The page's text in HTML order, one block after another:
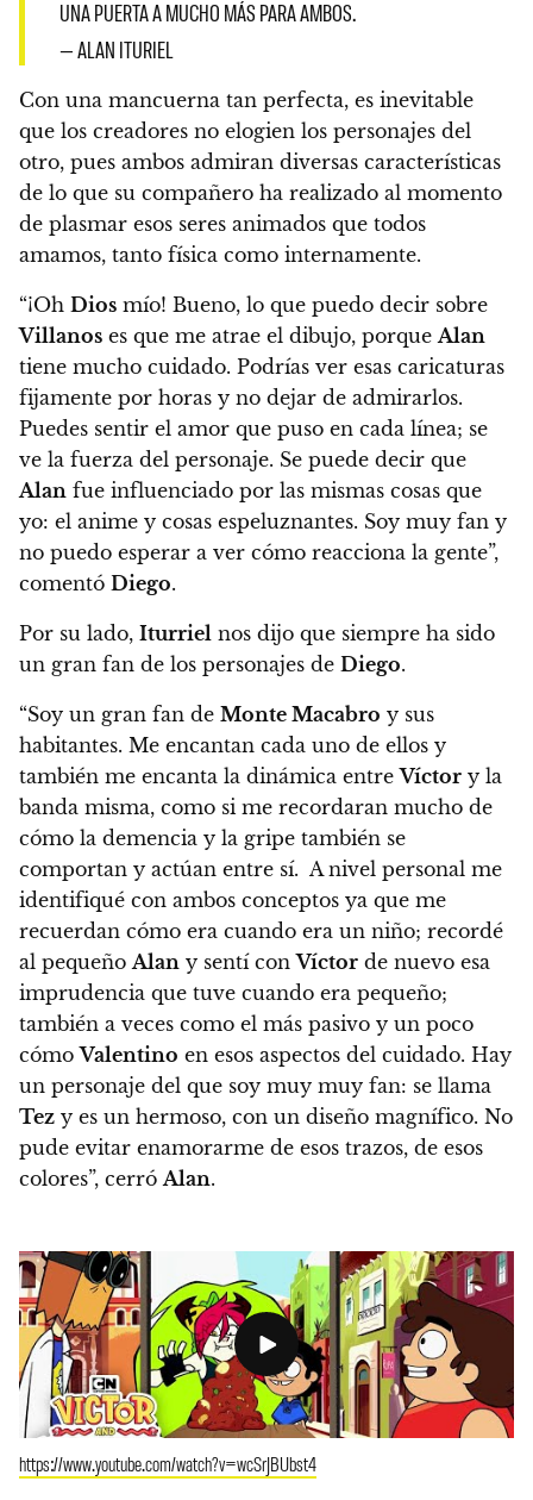
UNA PUERTA A MUCHO MÁS PARA AMBOS.
— ALAN ITURIEL
Con una mancuerna tan perfecta, es inevitable
que los creadores no elogien los personajes del
otro, pues ambos admiran diversas características
de lo que su compañero ha realizado al momento
de plasmar esos seres animados que todos
amamos, tanto física como internamente.
“¡Oh Dios mío! Bueno, lo que puedo decir sobre
Villanos es que me atrae el dibujo, porque Alan
tiene mucho cuidado. Podrías ver esas caricaturas
fijamente por horas y no dejar de admirarlos.
Puedes sentir el amor que puso en cada línea; se
ve la fuerza del personaje. Se puede decir que
Alan fue influenciado por las mismas cosas que
yo: el anime y cosas espeluznantes. Soy muy fan y
no puedo esperar a ver cómo reacciona la gente”,
comentó Diego.
Por su lado, Iturriel nos dijo que siempre ha sido
un gran fan de los personajes de Diego.
“Soy un gran fan de Monte Macabro y sus
habitantes. Me encantan cada uno de ellos y
también me encanta la dinámica entreVíctor y la
banda misma, como si me recordaran mucho de
cómo la demencia y la gripe también se
comportan y actúan entre sí. A nivel personal me
identifiqué con ambos conceptos ya que me
recuerdan cómo era cuando era un niño; recordé
al pequeño Alan y sentí conVíctor de nuevo esa
imprudencia que tuve cuando era pequeño;
también a veces como el más pasivo y un poco
cómoValentino en esos aspectos del cuidado. Hay
un personaje del que soy muy muy fan: se llama
Tez y es un hermoso, con un diseño magnífico. No
pude evitar enamorarme de esos trazos, de esos
colores”, cerró Alan.
https://www.youtube.com/watch?v=wcSrJBUbst4